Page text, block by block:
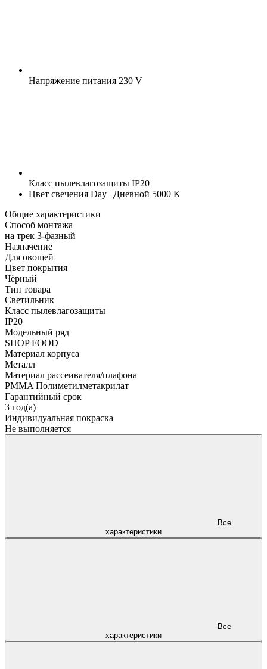
Напряжение питания 230 V
Класс пылевлагозащиты IP20
Цвет свечения Day | Дневной 5000 K
Общие характеристики
Способ монтажа
на трек 3-фазный
Назначение
Для овощей
Цвет покрытия
Чёрный
Тип товара
Светильник
Класс пылевлагозащиты
IP20
Модельный ряд
SHOP FOOD
Материал корпуса
Металл
Материал рассеивателя/плафона
PMMA Полиметилметакрилат
Гарантийный срок
3 год(а)
Индивидуальная покраска
Не выполняется
характеристики
характеристики